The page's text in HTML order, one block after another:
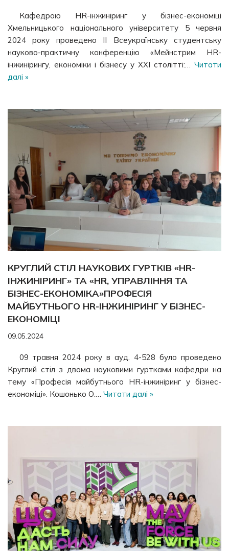
Кафедрою HR-інжиніринг у бізнес-економіці
Хмельницького національного університету 5 червня
2024 року проведено IІ Всеукраїнську студентську
науково-практичну конференцію «Мейнстрим HR-
інжинірингу, економіки і бізнесу у ХХІ столітті:… Читати
далі »
КРУГЛИЙ СТІЛ НАУКОВИХ ГУРТКІВ «HR-
ІНЖИНІРИНГ» ТА «HR, УПРАВЛІННЯ ТА
БІЗНЕС-ЕКОНОМІКА»ПРОФЕСІЯ
МАЙБУТНЬОГО HR-ІНЖИНІРИНГ У БІЗНЕС-
ЕКОНОМІЦІ
09.05.2024
09 травня 2024 року в ауд. 4-528 було проведено
Круглий стіл з двома науковими гуртками кафедри на
тему «Професія майбутнього HR-інжиніринг у бізнес-
економіці». Кошонько О.… Читати далі »